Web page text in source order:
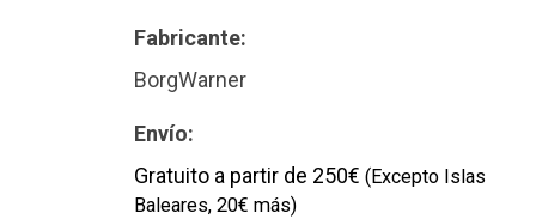
Fabricante:
BorgWarner
Envío:
Gratuito a partir de 250€ (Excepto Islas
Baleares, 20€ más)